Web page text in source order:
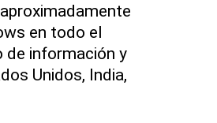
en todo el
de información y
Unidos, India,